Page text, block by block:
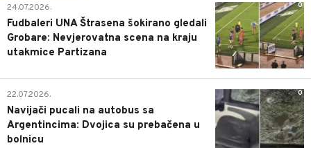
0
24.07.2026.
Fudbaleri UNA Štrasena šokirano gledali
Grobare: Nevjerovatna scena na kraju
utakmice Partizana
0
22.07.2026.
Navijači pucali na autobus sa
Argentincima: Dvojica su prebačena u
bolnicu